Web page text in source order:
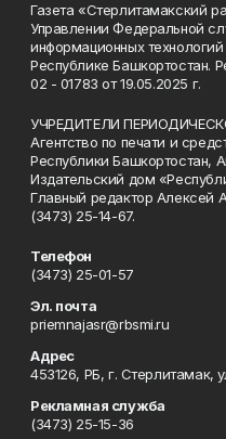
Газета «Стерлитамакский
Управлении Федеральной
информационных
Республике Башкортостан.
02 - 01783 от 19.05.2025 г.
УЧРЕДИТЕЛИ
Агентство по печати и
Республики Башкортостан,
Издательский дом
Главный редактор Алексей
(3473) 25-14-67.
Телефон
(3473) 25-01-57
Эл. почта
priemnajasr@rbsmi.ru
Адрес
453126, РБ, г. Стерлитамак,
Рекламная служба
(3473) 25-15-36